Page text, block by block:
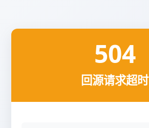
504
回源请求超时